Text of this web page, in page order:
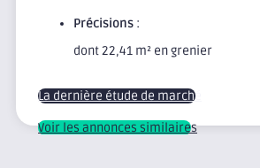
Précisions :
dont 22,41 m² en grenier
La dernière étude de marché
Voir les annonces similaires